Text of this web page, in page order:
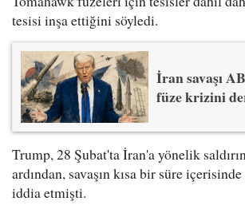
tesisi inşa ettiğini söyledi.
İran savaşı
füze krizini
Trump, 28 Şubat'ta İran'a yönelik
ardından, savaşın kısa bir süre
iddia etmişti.